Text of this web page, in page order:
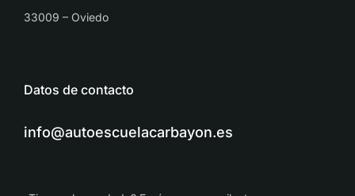
33009 – Oviedo
Datos de contacto
info@autoescuelacarbayon.es